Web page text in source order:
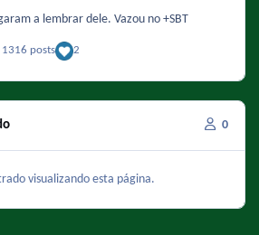
a lembrar dele. Vazou no +SBT
1316 posts 2
0
visualizando esta página.